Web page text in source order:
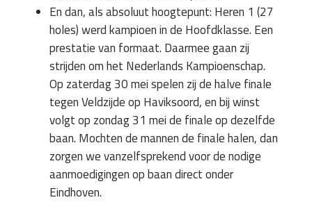
En dan, als absoluut hoogtepunt: Heren 1 (27
holes) werd kampioen in de Hoofdklasse. Een
prestatie van formaat. Daarmee gaan zij
strijden om het Nederlands Kampioenschap.
Op zaterdag 30 mei spelen zij de halve finale
tegen Veldzijde op Haviksoord, en bij winst
volgt op zondag 31 mei de finale op dezelfde
baan. Mochten de mannen de finale halen, dan
zorgen we vanzelfsprekend voor de nodige
aanmoedigingen op baan direct onder
Eindhoven.